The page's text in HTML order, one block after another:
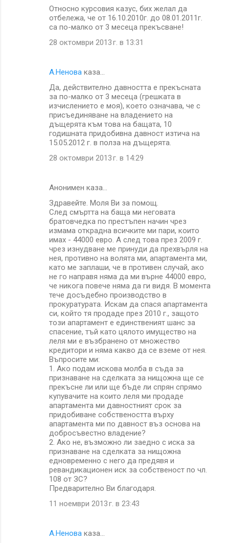
Относно курсовия казус, бих желал да
отбележа, че от 16.10.2010г. до 08.01.2011г.
са по-малко от 3 месеца прекъсване!
28 октомври 2013 г. в 13:31
А.Ненова каза…
Да, действително давността е прекъсната
за по-малко от 3 месеца (грешката в
изчислението е моя), което означава, че с
присъединяване на владението на
дъщерята към това на бащата, 10
годишната придобивна давност изтича на
15.05.2012 г. в полза на дъщерята.
28 октомври 2013 г. в 14:29
Анонимен каза…
Здравейте. Моля Ви за помощ.
След смъртта на баща ми неговата
братовчедка по престъпен начин чрез
измама открадна всичките ми пари, които
имах - 44000 евро. А след това през 2009 г.
чрез изнудване ме принуди да прехвърля на
нея, противно на волята ми, апартамента ми,
като ме заплаши, че в противен случай, ако
не го направя няма да ми върне 44000 евро,
че никога повече няма да ги видя. В момента
тече досъдебно производство в
прокуратурата. Искам да спася апартамента
си, който тя продаде през 2010 г., защото
този апартамент е единственият шанс за
спасение, тъй като цялото имущество на
леля ми е възбранено от множество
кредитори и няма какво да се вземе от нея.
Въпросите ми:
1. Ако подам искова молба в съда за
признаване на сделката за нищожна ще се
прекъсне ли или ще бъде ли спрян спрямо
купувачите на които леля ми продаде
апартамента ми давностният срок за
придобиване собствеността върху
апартамента ми по давност въз основа на
добросъвестно владение?
2. Ако не, възможно ли заедно с иска за
признаване на сделката за нищожна
едновременно с него да предявя и
ревандикационен иск за собственост по чл.
108 от ЗС?
Предварително Ви благодаря.
11 ноември 2013 г. в 23:43
А.Ненова каза…